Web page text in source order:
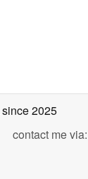
since 2025
contact me